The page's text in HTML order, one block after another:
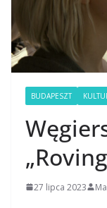
BUDAPESZT
27 lipca 2023